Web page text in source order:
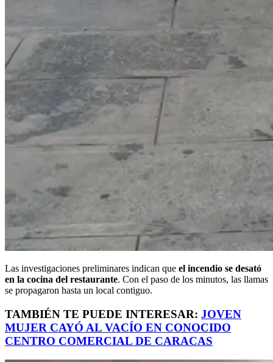
Las investigaciones preliminares indican que el incendio se desató
en la cocina del restaurante. Con el paso de los minutos, las llamas
se propagaron hasta un local contiguo.
TAMBIÉN TE PUEDE INTERESAR: JOVEN
MUJER CAYÓ AL VACÍO EN CONOCIDO
CENTRO COMERCIAL DE CARACAS